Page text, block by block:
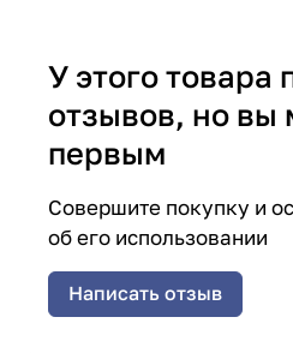
У этого товара
отзывов, но вы
первым
Совершите покупку и
об его использовании
Написать отзыв